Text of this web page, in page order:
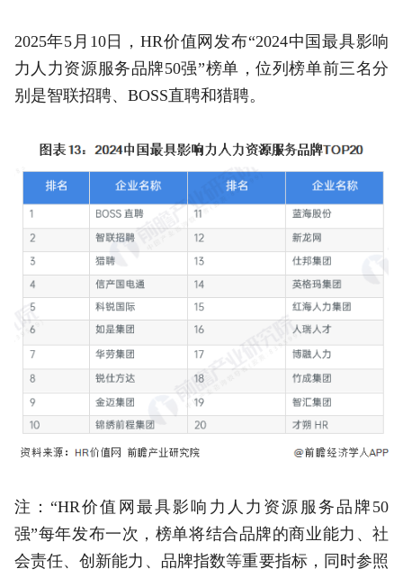
2025年5月10日，HR价值网发布“2024中国最具影响
力人力资源服务品牌50强”榜单，位列榜单前三名分
别是智联招聘、BOSS直聘和猎聘。
注：“HR价值网最具影响力人力资源服务品牌50
强”每年发布一次，榜单将结合品牌的商业能力、社
会责任、创新能力、品牌指数等重要指标，同时参照